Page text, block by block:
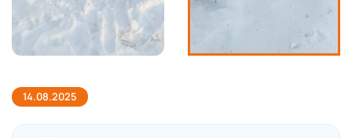
14.08.2025